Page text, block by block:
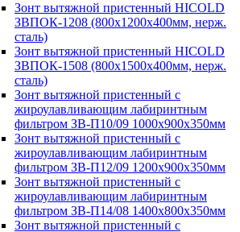
Зонт вытяжной пристенный HICOLD
ЗВПОК-1208 (800х1200х400мм, нерж.
сталь)
Зонт вытяжной пристенный HICOLD
ЗВПОК-1508 (800х1500х400мм, нерж.
сталь)
Зонт вытяжной пристенный с
жироулавливающим лабиринтным
фильтром ЗВ-П10/09 1000х900х350мм
Зонт вытяжной пристенный с
жироулавливающим лабиринтным
фильтром ЗВ-П12/09 1200х900х350мм
Зонт вытяжной пристенный с
жироулавливающим лабиринтным
фильтром ЗВ-П14/08 1400х800х350мм
Зонт вытяжной пристенный с